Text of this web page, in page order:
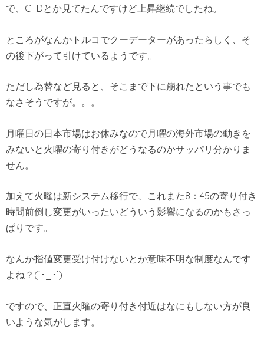
で、CFDとか見てたんですけど上昇継続でしたね。
ところがなんかトルコでクーデーターがあったらしく、そ
の後下がって引けているようです。
ただし為替など見ると、そこまで下に崩れたという事でも
なさそうですが。。。
月曜日の日本市場はお休みなので月曜の海外市場の動きを
みないと火曜の寄り付きがどうなるのかサッパリ分かりま
せん。
加えて火曜は新システム移行で、これまた8：45の寄り付き
時間前倒し変更がいったいどういう影響になるのかもさっ
ぱりです。
なんか指値変更受け付けないとか意味不明な制度なんです
よね？(´･_･`)
ですので、正直火曜の寄り付き付近はなにもしない方が良
いような気がします。